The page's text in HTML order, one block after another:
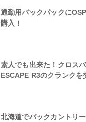
通勤用バックパックに
購入！
素人でも出来た！クロス
ESCAPE R3のクランクを
北海道でバックカントリ